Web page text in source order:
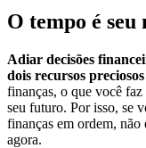
O tempo é
Adiar decisões
dois recursos
finanças, o que você
seu futuro. Por isso, se
finanças em ordem, não
agora.